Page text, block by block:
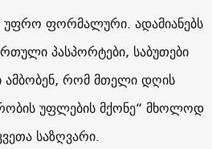
უფრო ფორმალური. ადამიანებს
პასპორტები, საბუთები
ამბობენ, რომ მთელი დღის
უფლების მქონე“ მხოლოდ
საზღვარი.